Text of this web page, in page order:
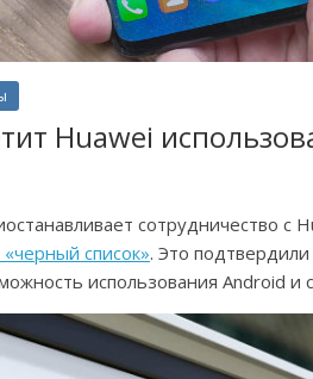
Huawei
сотрудничество с
список». Это
использования Android и